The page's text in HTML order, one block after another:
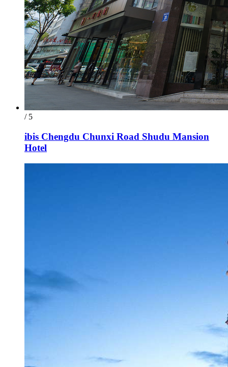
/ 5
ibis Chengdu Chunxi Road Shudu Mansion
Hotel